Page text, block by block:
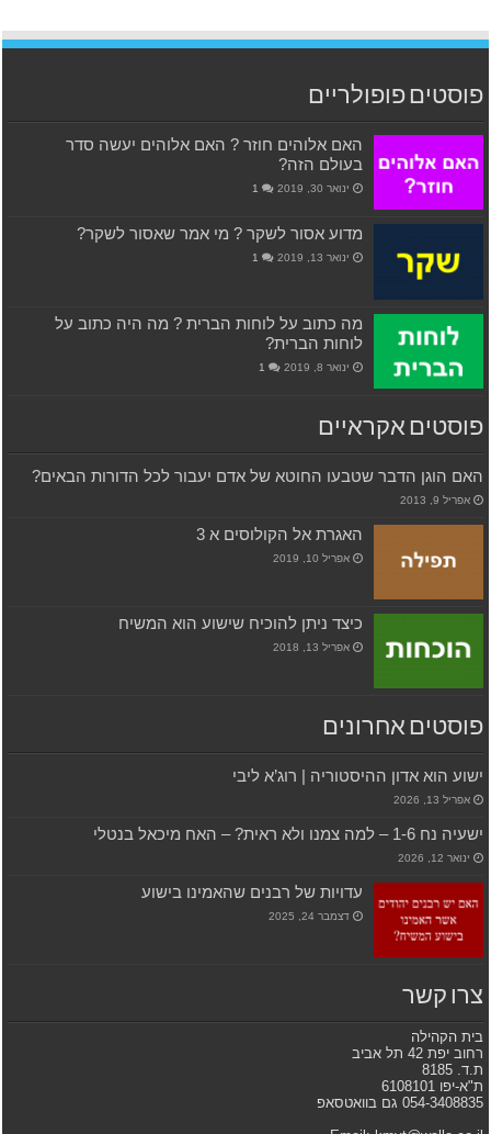
פוסטים פופולריים
האם אלוהים חוזר ? האם אלוהים יעשה סדר
בעולם הזה?
ינואר 30, 2019 1
מדוע אסור לשקר ? מי אמר שאסור לשקר?
ינואר 13, 2019 1
מה כתוב על לוחות הברית ? מה היה כתוב על
לוחות הברית?
ינואר 8, 2019 1
פוסטים אקראיים
האם הוגן הדבר שטבעו החוטא של אדם יעבור לכל הדורות הבאים?
אפריל 9, 2013
האגרת אל הקולוסים א 3
אפריל 10, 2019
כיצד ניתן להוכיח שישוע הוא המשיח
אפריל 13, 2018
פוסטים אחרונים
ישוע הוא אדון ההיסטוריה | רוג’א ליבי
אפריל 13, 2026
ישעיה נח 1-6 – למה צמנו ולא ראית? – האח מיכאל בנטלי
ינואר 12, 2026
עדויות של רבנים שהאמינו בישוע
דצמבר 24, 2025
צרו קשר
בית הקהילה
רחוב יפת 42 תל אביב
ת.ד. 8185
ת"א-יפו 6108101
054-3408835 גם בוואטסאפ